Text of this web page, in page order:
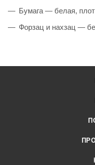
Бумага — белая,
Форзац и нахзац —